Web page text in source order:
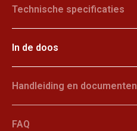
Technische specificaties
In de doos
Handleiding en documenten
FAQ